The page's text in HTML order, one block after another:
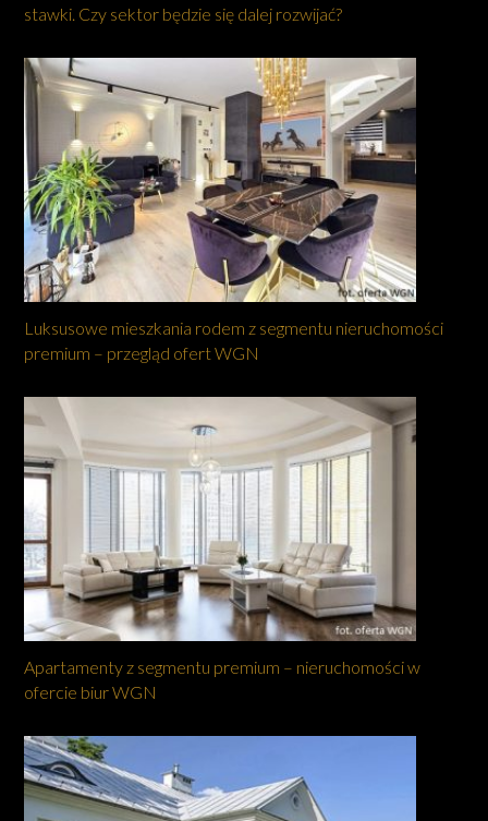
stawki. Czy sektor będzie się dalej rozwijać?
Luksusowe mieszkania rodem z segmentu nieruchomości
premium – przegląd ofert WGN
Apartamenty z segmentu premium – nieruchomości w
ofercie biur WGN